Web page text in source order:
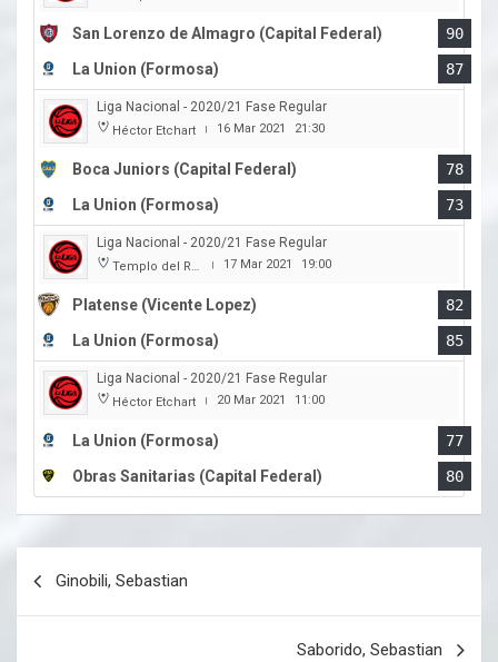
San Lorenzo de Almagro (Capital Federal)
90
La Union (Formosa)
87
Liga Nacional - 2020/21 Fase Regular
Héctor Etchart | 16 Mar 2021 21:30
Boca Juniors (Capital Federal)
78
La Union (Formosa)
73
Liga Nacional - 2020/21 Fase Regular
Templo del Rock | 17 Mar 2021 19:00
Platense (Vicente Lopez)
82
La Union (Formosa)
85
Liga Nacional - 2020/21 Fase Regular
Héctor Etchart | 20 Mar 2021 11:00
La Union (Formosa)
77
Obras Sanitarias (Capital Federal)
80
Ginobili, Sebastian
Saborido, Sebastian